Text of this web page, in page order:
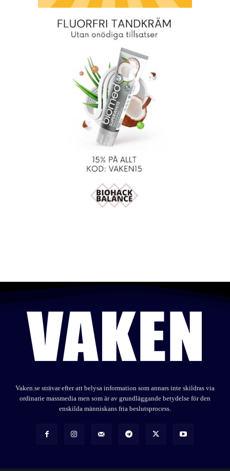
Vaken.se strävar efter att belysa information som annars inte skildras via
ordinarie massmedia men som är av grundläggande betydelse för den
enskilda människans fria beslutsprocess.